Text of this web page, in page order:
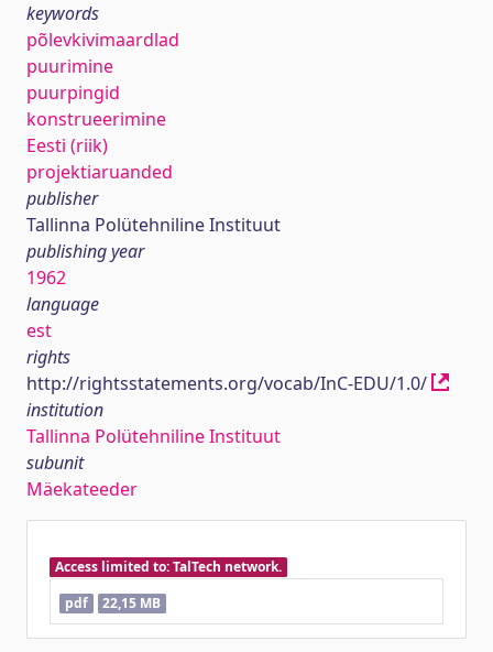
keywords
põlevkivimaardlad
puurimine
puurpingid
konstrueerimine
Eesti (riik)
projektiaruanded
publisher
Tallinna Polütehniline Instituut
publishing year
1962
language
est
rights
http://rightsstatements.org/vocab/InC-EDU/1.0/
institution
Tallinna Polütehniline Instituut
subunit
Mäekateeder
Access limited to: TalTech network.
pdf
22,15 MB